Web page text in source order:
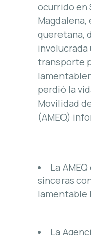
ocurrido en
Magdalena,
queretana,
involucrada
transporte
perdió la
Movilidad
(AMEQ)
La
sinceras
lamentable
La